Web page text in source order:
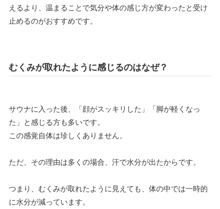
えるより、温まることで気分や体の感じ方が変わったと受け
止めるのがおすすめです。
むくみが取れたように感じるのはなぜ？
サウナに入った後、「顔がスッキリした」「脚が軽くなっ
た」と感じる方も多いです。
この感覚自体は珍しくありません。
ただ、その理由は多くの場合、汗で水分が出たからです。
つまり、むくみが取れたように見えても、体の中では一時的
に水分が減っています。